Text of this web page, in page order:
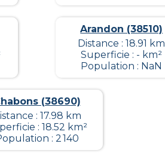
Arandon (38510)
Distance : 18.91 km
Superficie : - km²
Population : NaN
(38690)
: 17.98 km
: 18.52 km²
: 2 140